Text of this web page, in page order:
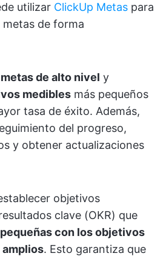
utilizar ClickUp Metas para
de forma
de alto nivel y
medibles más pequeños
tasa de éxito. Además,
del progreso,
y obtener actualizaciones
objetivos
clave (OKR) que
con los objetivos
amplios. Esto garantiza que